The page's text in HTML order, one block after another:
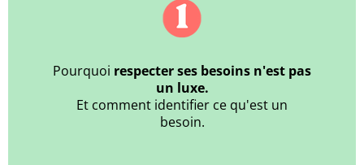
Pourquoi respecter ses besoins n'est pas
un luxe.
Et comment identifier ce qu'est un
besoin.